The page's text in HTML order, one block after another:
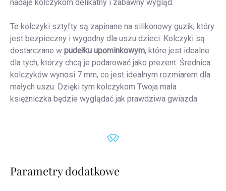
nadaje kolczykom delikatny i zabawny wygląd.
Te kolczyki sztyfty są zapinane na silikonowy guzik, który
jest bezpieczny i wygodny dla uszu dzieci. Kolczyki są
dostarczane w pudełku upominkowym, które jest idealne
dla tych, którzy chcą je podarować jako prezent. Średnica
kolczyków wynosi 7 mm, co jest idealnym rozmiarem dla
małych uszu. Dzięki tym kolczykom Twoja mała
księżniczka będzie wyglądać jak prawdziwa gwiazda.
Parametry dodatkowe